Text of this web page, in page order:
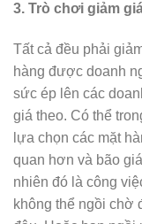
3. Trò chơi giảm
Tất cả đều phải
hàng được doanh
sức ép lên các
giá theo. Có thể
lựa chọn các mặt
quan hơn và bão
nhiên đó là công
không thể ngồi chờ